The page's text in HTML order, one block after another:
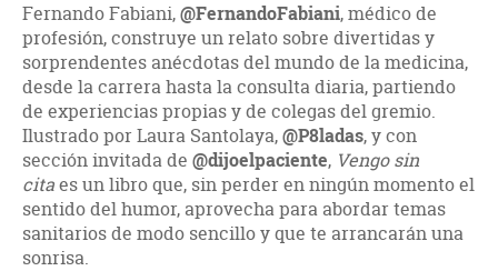
Fernando Fabiani,@FernandoFabiani, médico de
profesión, construye un relato sobre divertidas y
sorprendentes anécdotas del mundo de la medicina,
desde la carrera hasta la consulta diaria, partiendo
de experiencias propias y de colegas del gremio.
Ilustrado por Laura Santolaya,@P8ladas, y con
sección invitada de @dijoelpaciente, Vengo sin
citaes un libro que, sin perder en ningún momento el
sentido del humor, aprovecha para abordar temas
sanitarios de modo sencillo y que te arrancarán una
sonrisa.